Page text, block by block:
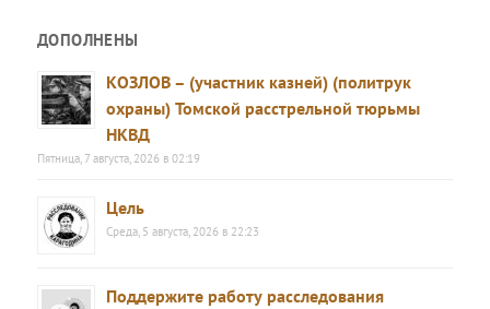
ДОПОЛНЕНЫ
КОЗЛОВ – (участник казней) (политрук
охраны) Томской расстрельной тюрьмы
НКВД
Пятница, 7 августа, 2026 в 02:19
Цель
Среда, 5 августа, 2026 в 22:23
Поддержите работу расследования